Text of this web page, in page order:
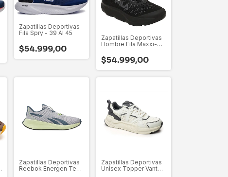
Zapatillas Deportivas
Fila Spry - 39 Al 45
$54.999,00
Zapatillas Deportivas
Hombre Fila Maxxi-
$54.999,00
Zapatillas Deportivas
Reebok Energen Tech
Zapatillas Deportivas
Unisex Topper Vante -